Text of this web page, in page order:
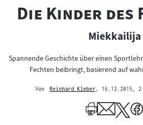
"
Die Kinder des
Miekkailija
Spannende Geschichte über einen
Fechten beibringt, basierend auf
Von
Reinhard Kleber
Author
, 16.12.2015 ,